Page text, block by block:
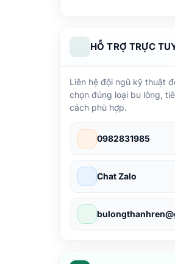
HỖ TRỢ TRỰC
Liên hệ đội ngũ kỹ thuật
chọn đúng loại bu lông,
cách phù hợp.
0982831985
Chat Zalo